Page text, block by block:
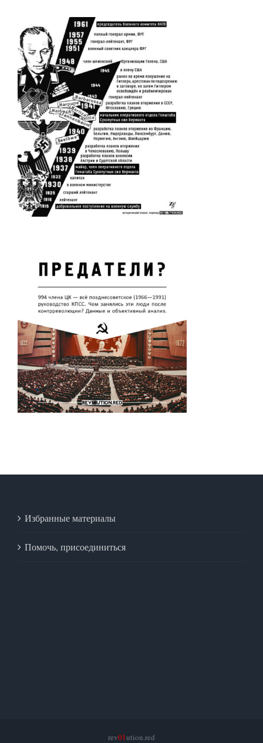
Избранные материалы
Помочь, присоединиться
rev01ution.red